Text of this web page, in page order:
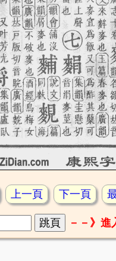
上一頁 下一頁
－－》進